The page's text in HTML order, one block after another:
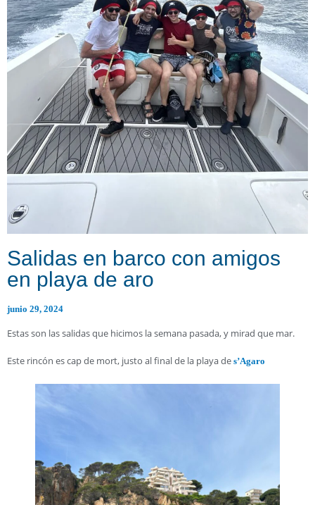
Salidas en barco con amigos
en playa de aro
junio 29, 2024
Estas son las salidas que hicimos la semana pasada, y mirad que mar.
Este rincón es cap de mort, justo al final de la playa de s’Agaro